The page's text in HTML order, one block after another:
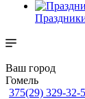
Ваш город
Гомель
375(29) 329-32-